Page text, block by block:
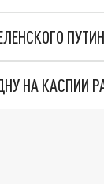
НА КАСПИИ